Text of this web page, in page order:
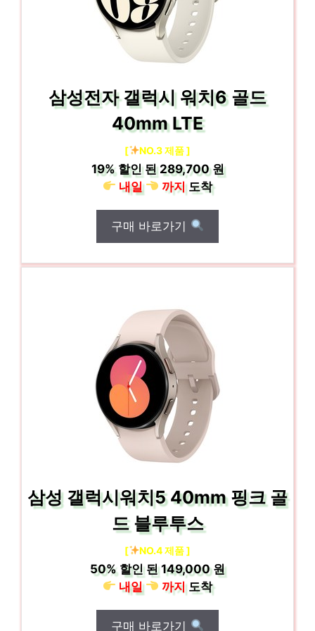
삼성전자 갤럭시 워치6 골드
40mm LTE
[ NO.3 제품 ]
19%할인 된289,700 원
내일
까지도착
구매 바로가기
삼성 갤럭시워치5 40mm 핑크 골
드 블루투스
[ NO.4 제품 ]
50% 할인 된149,000 원
내일
까지도착
구매 바로가기